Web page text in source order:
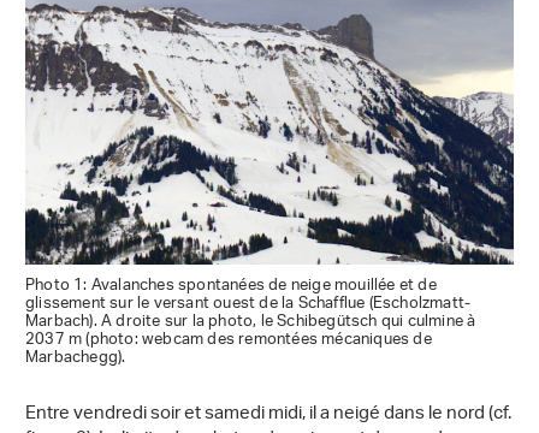
Photo 1: Avalanches spontanées de neige mouillée et de
glissement sur le versant ouest de la Schafflue (Escholzmatt-
Marbach). A droite sur la photo, le Schibegütsch qui culmine à
2037 m (photo: webcam des remontées mécaniques de
Marbachegg).
Entre vendredi soir et samedi midi, il a neigé dans le nord (cf.